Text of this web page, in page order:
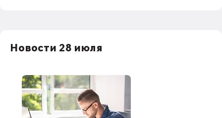
Новости 28 июля